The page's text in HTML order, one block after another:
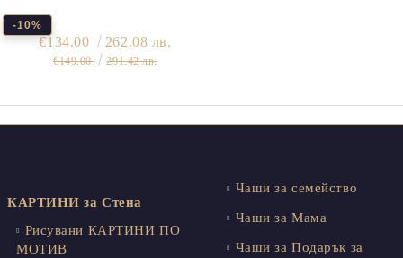
-10%
€134.00 262.08 лв.
€149.00 291.42 лв.
КАРТИНИ за Стена
Рисувани КАРТИНИ ПО
МОТИВ
Чаши за семейство
Чаши за Мама
Чаши за Подарък за